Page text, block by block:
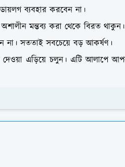
ব্যবহার করবেন না।
মন্তব্য করা থেকে বিরত থাকুন।
না। সততাই সবচেয়ে বড় আকর্ষণ।
এড়িয়ে চলুন। এটি আলাপে